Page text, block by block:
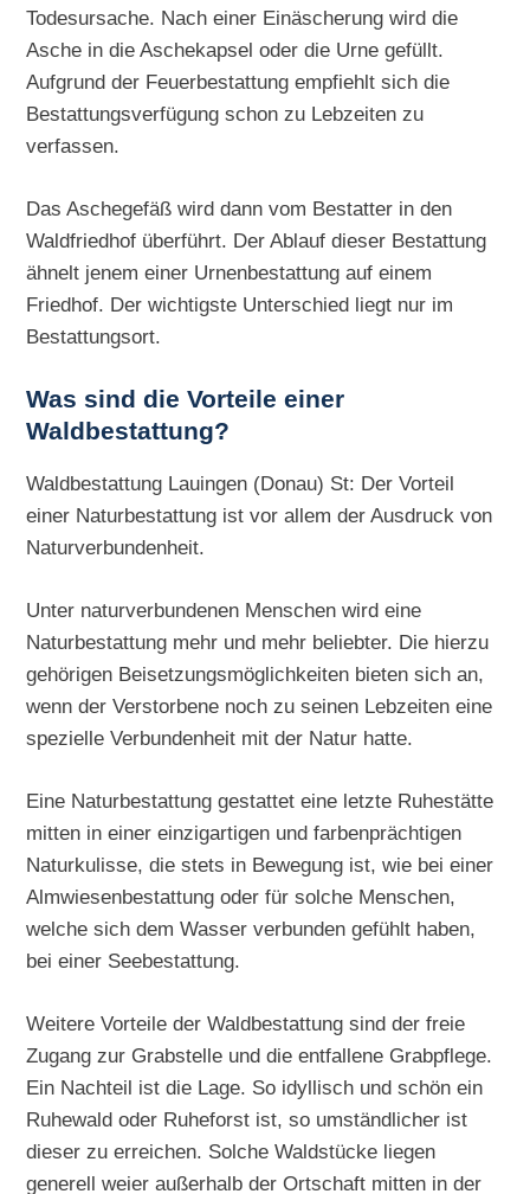
Todesursache. Nach einer Einäscherung wird die
Asche in die Aschekapsel oder die Urne gefüllt.
Aufgrund der Feuerbestattung empfiehlt sich die
Bestattungsverfügung schon zu Lebzeiten zu
verfassen.
Das Aschegefäß wird dann vom Bestatter in den
Waldfriedhof überführt. Der Ablauf dieser Bestattung
ähnelt jenem einer Urnenbestattung auf einem
Friedhof. Der wichtigste Unterschied liegt nur im
Bestattungsort.
Was sind die Vorteile einer
Waldbestattung?
Waldbestattung Lauingen (Donau) St: Der Vorteil
einer Naturbestattung ist vor allem der Ausdruck von
Naturverbundenheit.
Unter naturverbundenen Menschen wird eine
Naturbestattung mehr und mehr beliebter. Die hierzu
gehörigen Beisetzungsmöglichkeiten bieten sich an,
wenn der Verstorbene noch zu seinen Lebzeiten eine
spezielle Verbundenheit mit der Natur hatte.
Eine Naturbestattung gestattet eine letzte Ruhestätte
mitten in einer einzigartigen und farbenprächtigen
Naturkulisse, die stets in Bewegung ist, wie bei einer
Almwiesenbestattung oder für solche Menschen,
welche sich dem Wasser verbunden gefühlt haben,
bei einer Seebestattung.
Weitere Vorteile der Waldbestattung sind der freie
Zugang zur Grabstelle und die entfallene Grabpflege.
Ein Nachteil ist die Lage. So idyllisch und schön ein
Ruhewald oder Ruheforst ist, so umständlicher ist
dieser zu erreichen. Solche Waldstücke liegen
generell weier außerhalb der Ortschaft mitten in der